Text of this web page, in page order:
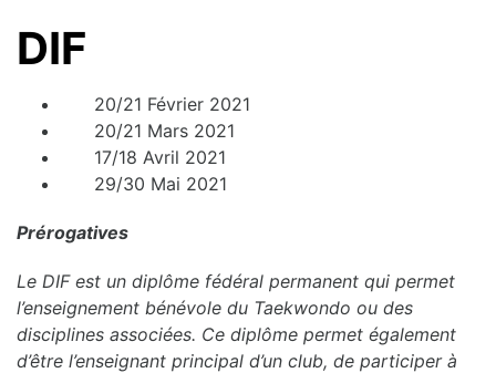
DIF
20/21 Février 2021
20/21 Mars 2021
17/18 Avril 2021
29/30 Mai 2021
Prérogatives
Le DIF est un diplôme fédéral permanent qui permet
l’enseignement bénévole du Taekwondo ou des
disciplines associées. Ce diplôme permet également
d’être l’enseignant principal d’un club, de participer à